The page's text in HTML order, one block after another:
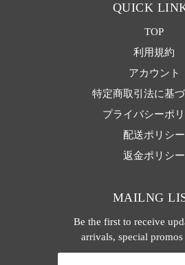
QUICK
TOP
利用規約
アカウント
特定商取引法に基
プライバシーポ
配送ポリシー
返金ポリシー
MAILNG
Be the first to receive
arrivals, special promos